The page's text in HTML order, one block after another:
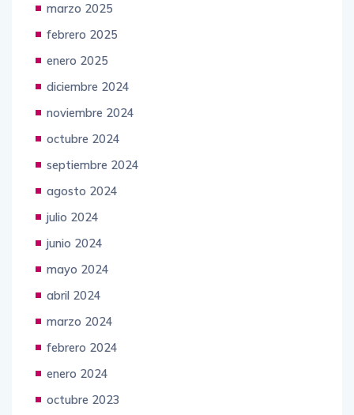
marzo 2025
febrero 2025
enero 2025
diciembre 2024
noviembre 2024
octubre 2024
septiembre 2024
agosto 2024
julio 2024
junio 2024
mayo 2024
abril 2024
marzo 2024
febrero 2024
enero 2024
octubre 2023